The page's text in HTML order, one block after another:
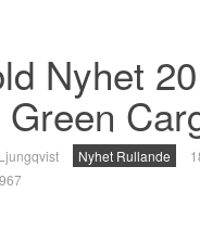
Nyhet
Green
Nyhet Rullande